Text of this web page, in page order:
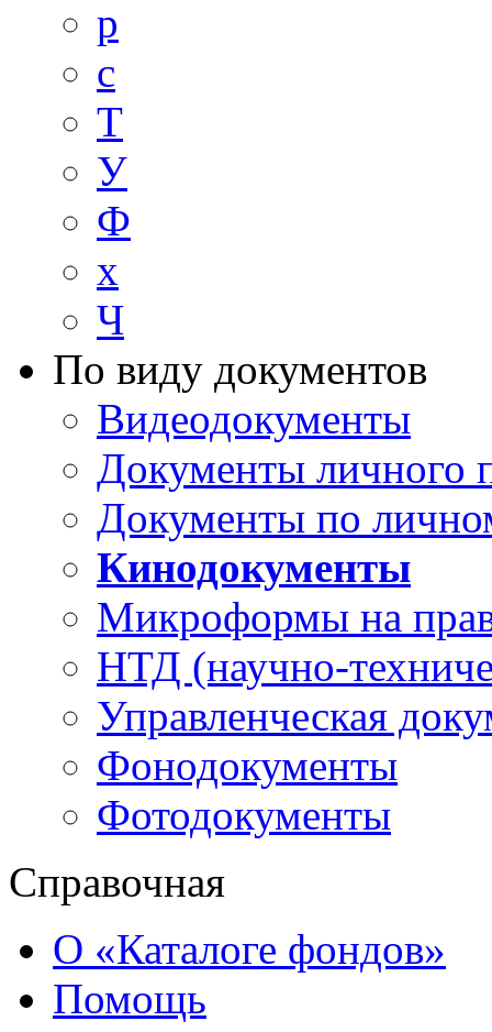
р
с
Т
У
Ф
х
Ч
По виду документов
Видеодокументы
Документы личного
Документы по
Кинодокументы
Микроформы на
НТД (научно-
Управленческая
Фонодокументы
Фотодокументы
Справочная
О «Каталоге фондов»
Помощь